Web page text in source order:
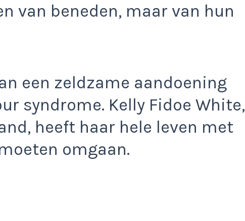
van beneden, maar van hun
een zeldzame aandoening
syndrome. Kelly Fidoe White,
heeft haar hele leven met
omgaan.